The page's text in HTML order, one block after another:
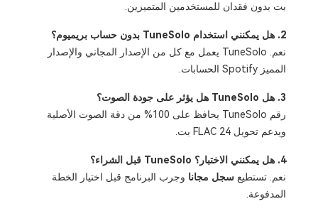
بت بدون فقدان للمستخدمين المتميزين.
2. هل يمكنني استخدام TuneSolo بدون حساب بريميوم؟
نعم. TuneSolo يعمل مع كل من الإصدار المجاني والإصدار
المميز Spotify الحسابات.
3. هل TuneSolo هل يؤثر على جودة الصوت؟
رقم TuneSolo يحافظ على 100% من دقة الصوت الأصلية
ويدعم تحويل FLAC 24 بت.
4. هل يمكنني الاختبار؟ TuneSolo قبل الشراء؟
نعم. تستطيع سجل مجانا وجرب البرنامج قبل اختيار الخطة
المدفوعة.